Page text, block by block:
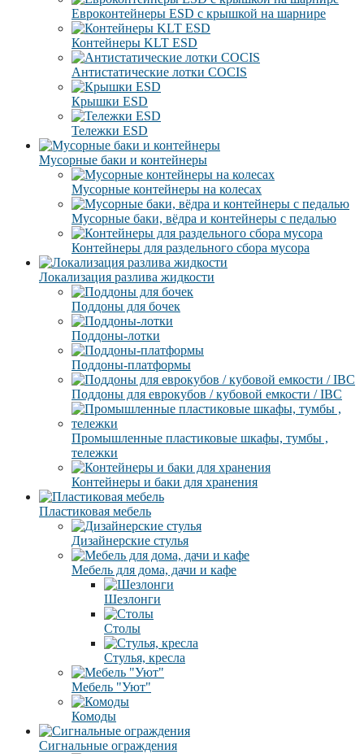
Евроконтейнеры ESD с крышкой на шарнире
Контейнеры KLT ESD
Антистатические лотки COCIS
Крышки ESD
Тележки ESD
Мусорные баки и контейнеры
Мусорные контейнеры на колесах
Мусорные баки, вёдра и контейнеры с педалью
Контейнеры для раздельного сбора мусора
Локализация разлива жидкости
Поддоны для бочек
Поддоны-лотки
Поддоны-платформы
Поддоны для еврокубов / кубовой емкости / IBC
Промышленные пластиковые шкафы, тумбы ,
тележки
Контейнеры и баки для хранения
Пластиковая мебель
Дизайнерские стулья
Мебель для дома, дачи и кафе
Шезлонги
Столы
Стулья, кресла
Мебель "Уют"
Комоды
Сигнальные ограждения